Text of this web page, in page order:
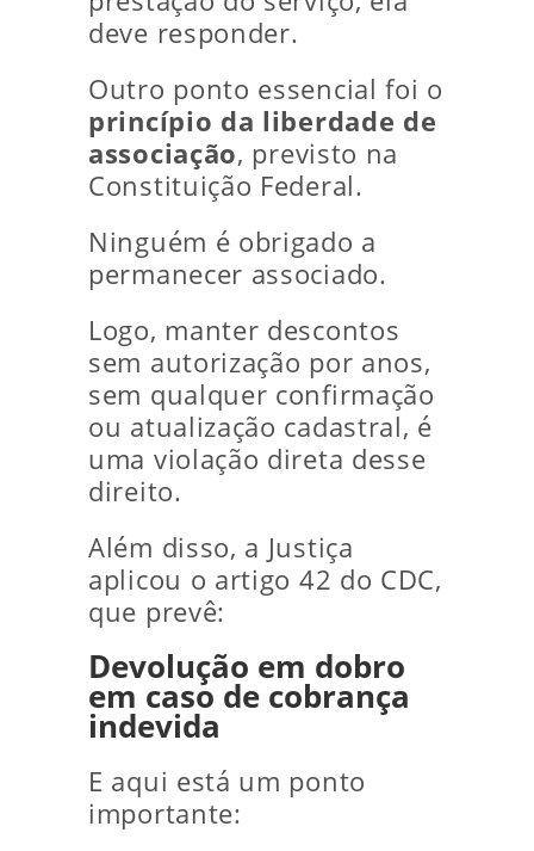
deve responder.
Outro ponto essencial foi o
princípio da liberdade de
associação, previsto na
Constituição Federal.
Ninguém é obrigado a
permanecer associado.
Logo, manter descontos
sem autorização por anos,
sem qualquer confirmação
ou atualização cadastral, é
uma violação direta desse
direito.
Além disso, a Justiça
aplicou o artigo 42 do CDC,
que prevê:
Devolução em dobro
em caso de cobrança
indevida
E aqui está um ponto
importante: